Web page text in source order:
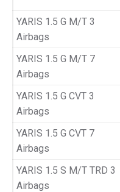
YARIS 1.5 G M/T 3
Airbags
YARIS 1.5 G M/T 7
Airbags
YARIS 1.5 G CVT 3
Airbags
YARIS 1.5 G CVT 7
Airbags
YARIS 1.5 S M/T TRD 3
Airbags